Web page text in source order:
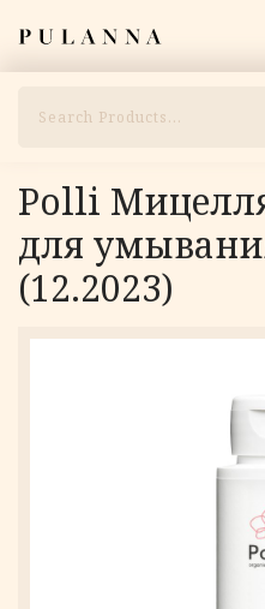
Меню
Polli
для
(12.2023)